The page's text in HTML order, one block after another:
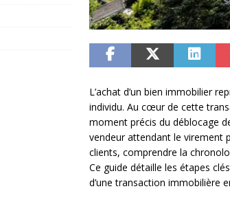
L’achat d’un bien immobilier
individu. Au cœur de cette
moment précis du déblocage
vendeur attendant le virement
clients, comprendre la
Ce guide détaille les étapes
d’une transaction immobilière